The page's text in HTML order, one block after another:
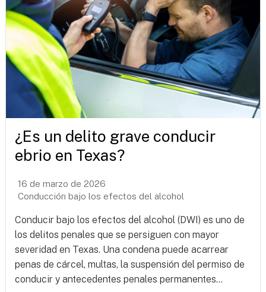
¿Es un delito grave conducir
ebrio en Texas?
16 de marzo de 2026
Conducción bajo los efectos del alcohol
Conducir bajo los efectos del alcohol (DWI) es uno de
los delitos penales que se persiguen con mayor
severidad en Texas. Una condena puede acarrear
penas de cárcel, multas, la suspensión del permiso de
conducir y antecedentes penales permanentes...